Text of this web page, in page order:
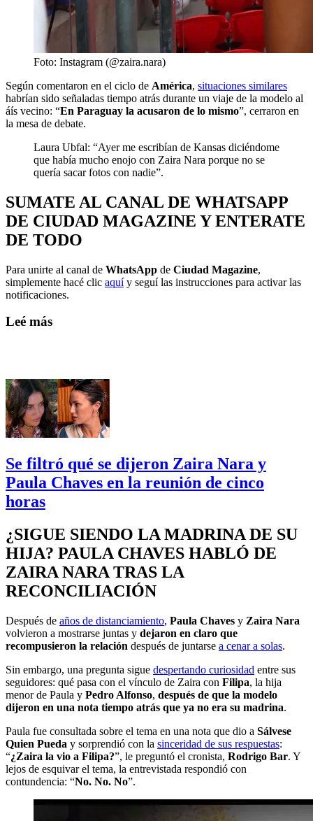
Foto: Instagram (@zaira.nara)
Según comentaron en el ciclo de América, situaciones similares
habrían sido señaladas tiempo atrás durante un viaje de la modelo al
áís vecino: “En Paraguay la acusaron de lo mismo”, cerraron en
la mesa de debate.
Laura Ubfal: “Ayer me escribían de Kansas diciéndome
que había mucho enojo con Zaira Nara porque no se
quería sacar fotos con nadie”.
SUMATE AL CANAL DE WHATSAPP
DE CIUDAD MAGAZINE Y ENTERATE
DE TODO
Para unirte al canal de WhatsApp de Ciudad Magazine,
simplemente hacé clic aquíy seguí las instrucciones para activar las
notificaciones.
Leé más
Se filtró qué se dijeron Zaira Nara y
Paula Chaves en la reunión de cinco
horas
¿SIGUE SIENDO LA MADRINA DE SU
HIJA? PAULA CHAVES HABLÓ DE
ZAIRA NARA TRAS LA
RECONCILIACIÓN
Después de años de distanciamiento, Paula Chaves y Zaira Nara
volvieron a mostrarse juntas y dejaron en claro que
recompusieron la relación después de juntarse a cenar a solas.
Sin embargo, una pregunta sigue despertando curiosidad entre sus
seguidores: qué pasa con el vínculo de Zaira con Filipa, la hija
menor de Paula y Pedro Alfonso, después de que la modelo
dijeron en una nota tiempo atrás que ya no era su madrina.
Paula fue consultada sobre el tema en una nota que dio a Sálvese
Quien Pueda y sorprendió con la sinceridad de sus respuestas:
“¿Zaira la vio a Filipa?”, le preguntó el cronista, Rodrigo Bar. Y
lejos de esquivar el tema, la entrevistada respondió con
contundencia: “No. No. No”.